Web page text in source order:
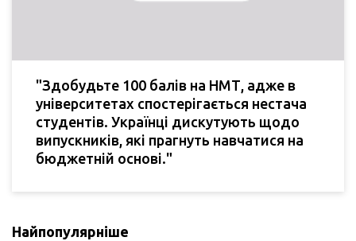
"Здобудьте 100 балів на НМТ, адже в
університетах спостерігається нестача
студентів. Українці дискутують щодо
випускників, які прагнуть навчатися на
бюджетній основі."
Найпопулярніше